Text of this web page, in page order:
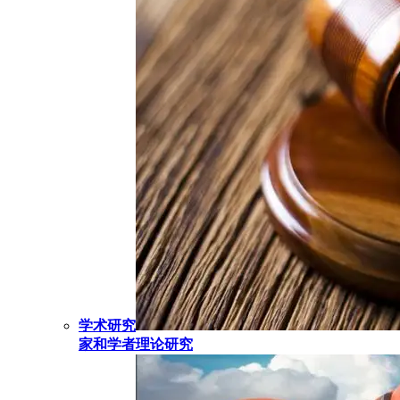
学术研究
家和学者理论研究